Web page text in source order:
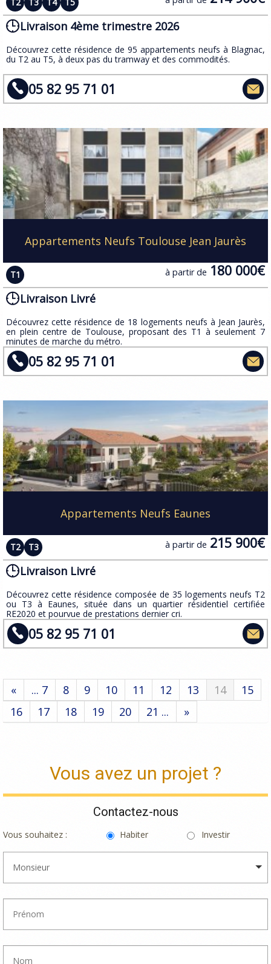
Livraison 4ème trimestre 2026
​Découvrez cette résidence de 95 appartements neufs à Blagnac,
du T2 au T5, à deux pas du tramway et des commodités.
05 82 95 71 01
Appartements Neufs Toulouse Jean Jaurès
T1 à partir de 180 000€
Livraison Livré
​Découvrez cette résidence de 18 logements neufs à Jean Jaurès,
en plein centre de Toulouse, proposant des T1 à seulement 7
minutes de marche du métro.
05 82 95 71 01
Appartements Neufs Eaunes
T2 T3 à partir de 215 900€
Livraison Livré
​Découvrez cette résidence composée de 35 logements neufs T2
ou T3 à Eaunes, située dans un quartier résidentiel certifiée
RE2020 et pourvue de prestations dernier cri.
05 82 95 71 01
« ... 7 8 9 10 11 12 13 14
15
16
17 18 19 20 21 ... »
Vous avez un projet ?
Contactez-nous
Vous souhaitez : Habiter Investir
Monsieur